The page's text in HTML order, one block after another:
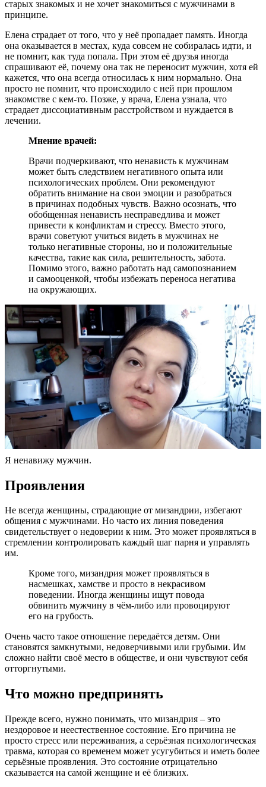
старых знакомых и не хочет знакомиться с мужчинами в
принципе.
Елена страдает от того, что у неё пропадает память. Иногда
она оказывается в местах, куда совсем не собиралась идти, и
не помнит, как туда попала. При этом её друзья иногда
спрашивают её, почему она так не переносит мужчин, хотя ей
кажется, что она всегда относилась к ним нормально. Она
просто не помнит, что происходило с ней при прошлом
знакомстве с кем-то. Позже, у врача, Елена узнала, что
страдает диссоциативным расстройством и нуждается в
лечении.
Мнение врачей:
Врачи подчеркивают, что ненависть к мужчинам
может быть следствием негативного опыта или
психологических проблем. Они рекомендуют
обратить внимание на свои эмоции и разобраться
в причинах подобных чувств. Важно осознать, что
обобщенная ненависть несправедлива и может
привести к конфликтам и стрессу. Вместо этого,
врачи советуют учиться видеть в мужчинах не
только негативные стороны, но и положительные
качества, такие как сила, решительность, забота.
Помимо этого, важно работать над самопознанием
и самооценкой, чтобы избежать переноса негатива
на окружающих.
Я ненавижу мужчин.
Проявления
Не всегда женщины, страдающие от мизандрии, избегают
общения с мужчинами. Но часто их линия поведения
свидетельствует о недоверии к ним. Это может проявляться в
стремлении контролировать каждый шаг парня и управлять
им.
Кроме того, мизандрия может проявляться в
насмешках, хамстве и просто в некрасивом
поведении. Иногда женщины ищут повода
обвинить мужчину в чём-либо или провоцируют
его на грубость.
Очень часто такое отношение передаётся детям. Они
становятся замкнутыми, недоверчивыми или грубыми. Им
сложно найти своё место в обществе, и они чувствуют себя
отторгнутыми.
Что можно предпринять
Прежде всего, нужно понимать, что мизандрия – это
нездоровое и неестественное состояние. Его причина не
просто стресс или переживания, а серьёзная психологическая
травма, которая со временем может усугубиться и иметь более
серьёзные проявления. Это состояние отрицательно
сказывается на самой женщине и её близких.